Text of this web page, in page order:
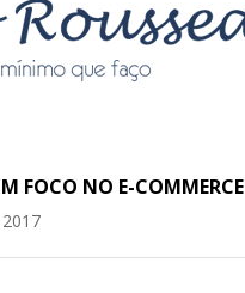
FOCO NO E-COMMERCE